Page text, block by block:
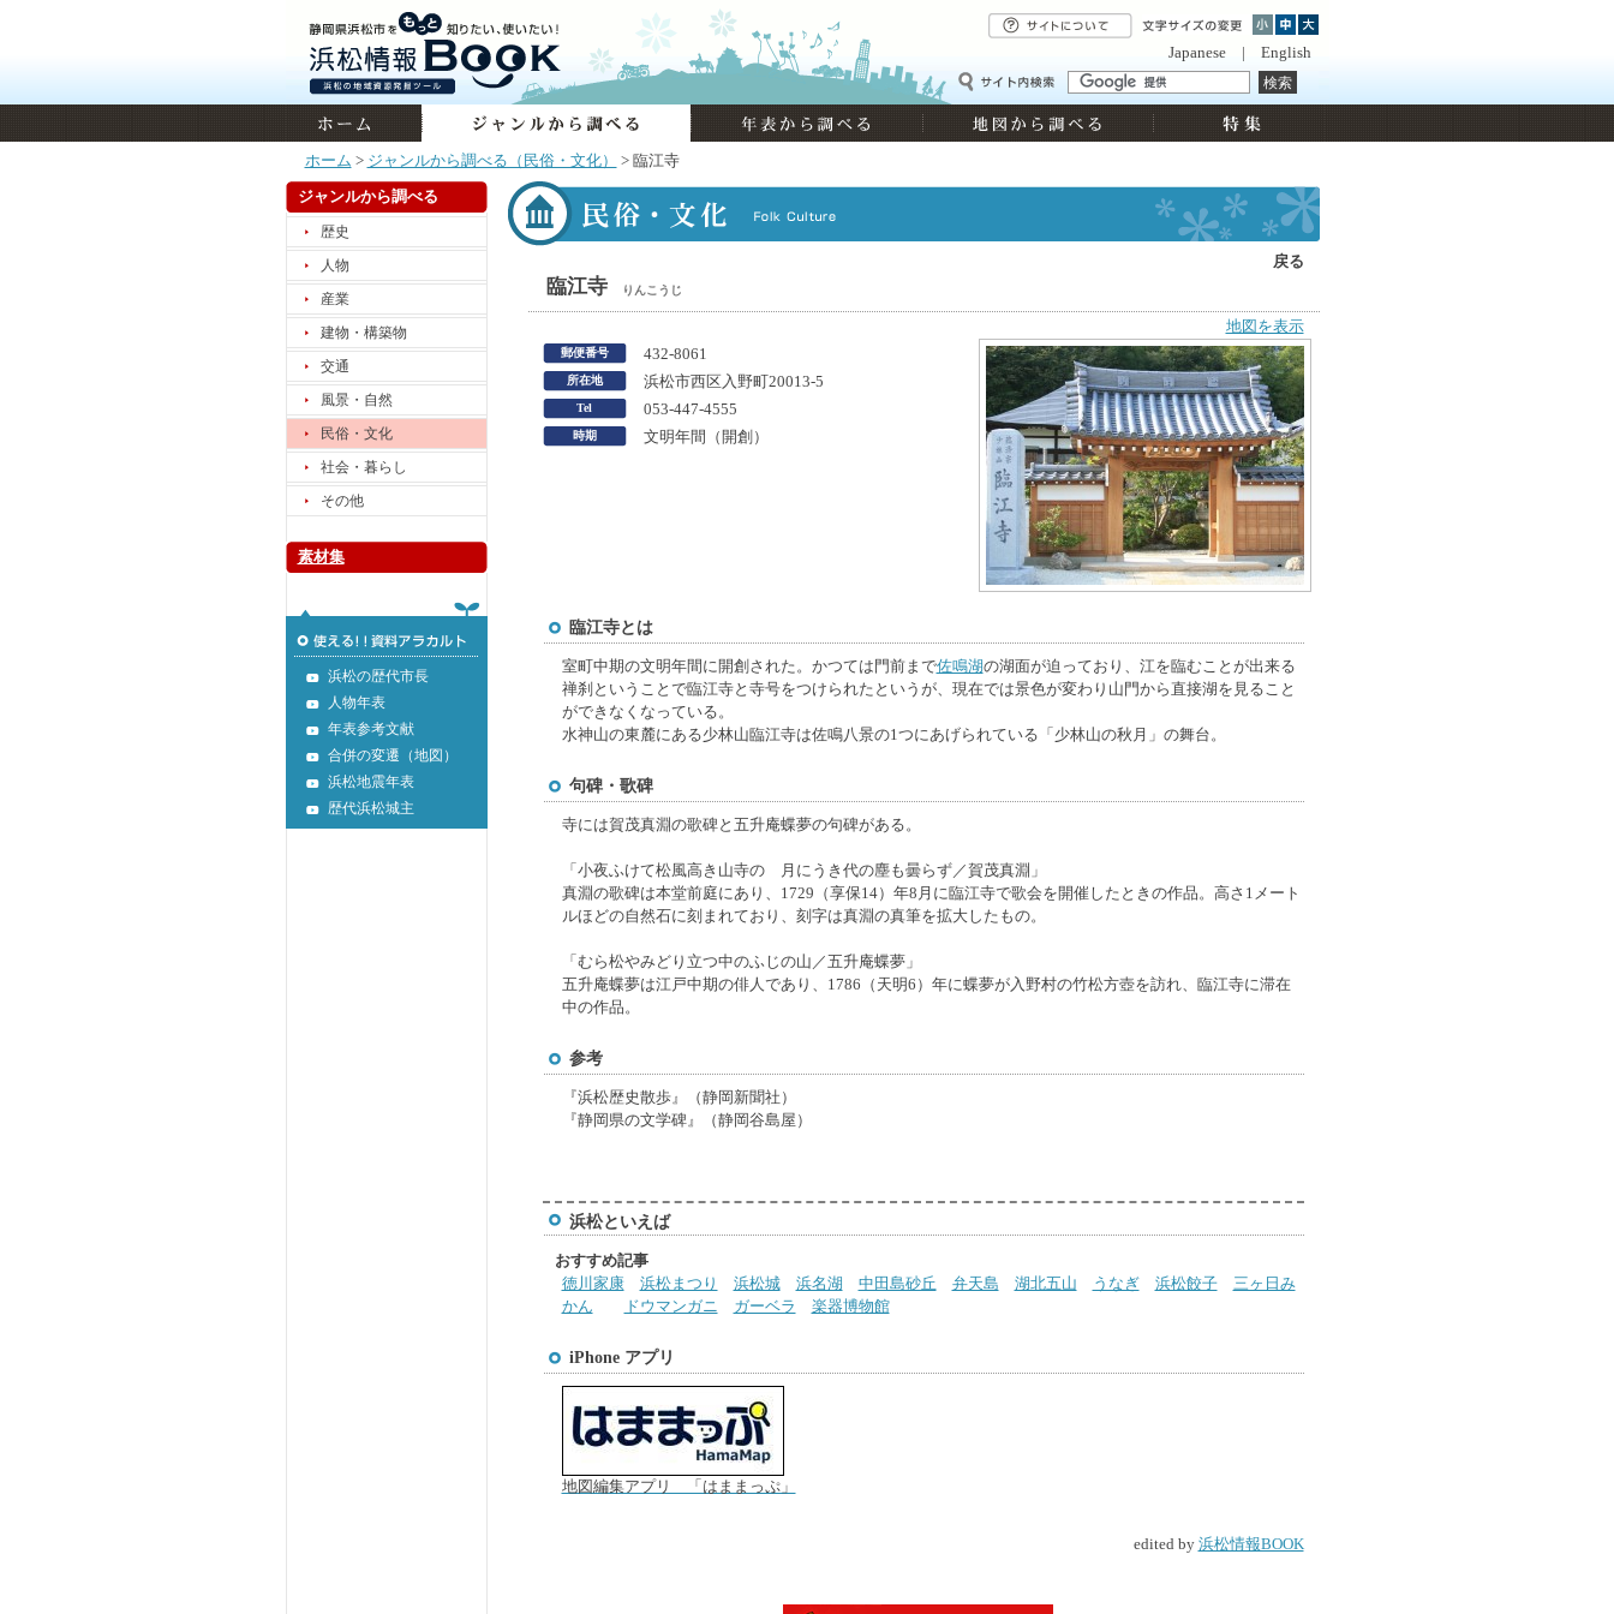
Japanese| English
ホーム > ジャンルから調べる（民俗・文化） > 臨江寺
ジャンルから調べる
歴史
人物
産業
建物・構築物
交通
風景・自然
民俗・文化
社会・暮らし
その他
素材集
浜松の歴代市長
人物年表
年表参考文献
合併の変遷（地図）
浜松地震年表
歴代浜松城主
戻る
臨江寺 りんこうじ
地図を表示
郵便番号 432-8061
所在地 浜松市西区入野町20013-5
Tel 053-447-4555
時期 文明年間（開創）
臨江寺とは
室町中期の文明年間に開創された。かつては門前まで佐鳴湖の湖面が迫っており、江を臨むことが出来る
禅刹ということで臨江寺と寺号をつけられたというが、現在では景色が変わり山門から直接湖を見ること
ができなくなっている。
水神山の東麓にある少林山臨江寺は佐鳴八景の1つにあげられている「少林山の秋月」の舞台。
句碑・歌碑
寺には賀茂真淵の歌碑と五升庵蝶夢の句碑がある。
「小夜ふけて松風高き山寺の 月にうき代の塵も曇らず／賀茂真淵」
真淵の歌碑は本堂前庭にあり、1729（享保14）年8月に臨江寺で歌会を開催したときの作品。高さ1メート
ルほどの自然石に刻まれており、刻字は真淵の真筆を拡大したもの。
「むら松やみどり立つ中のふじの山／五升庵蝶夢」
五升庵蝶夢は江戸中期の俳人であり、1786（天明6）年に蝶夢が入野村の竹松方壺を訪れ、臨江寺に滞在
中の作品。
参考
『浜松歴史散歩』（静岡新聞社）
『静岡県の文学碑』（静岡谷島屋）
浜松といえば
おすすめ記事
徳川家康
浜松まつり 浜松城 浜名湖 中田島砂丘 弁天島 湖北五山 うなぎ 浜松餃子
三ヶ日み
かん
ドウマンガニ ガーベラ 楽器博物館
iPhone アプリ
地図編集アプリ 「はままっぷ」
edited by 浜松情報BOOK